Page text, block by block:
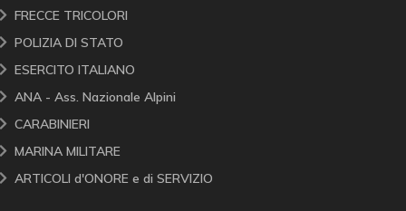
FRECCE TRICOLORI
POLIZIA DI STATO
ESERCITO ITALIANO
ANA - Ass. Nazionale Alpini
CARABINIERI
MARINA MILITARE
ARTICOLI d'ONORE e di SERVIZIO